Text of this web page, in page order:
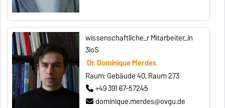
wissenschaftliche_r Mitarbeiter_in
3ioS
Dr. Dominique Merdes
Raum: Gebäude 40, Raum 273
+49 391 67-57245
dominique.merdes@ovgu.de